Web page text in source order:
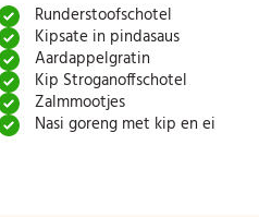
Runderstoofschotel
Kipsate in pindasaus
Aardappelgratin
Kip Stroganoffschotel
Zalmmootjes
Nasi goreng met kip en ei